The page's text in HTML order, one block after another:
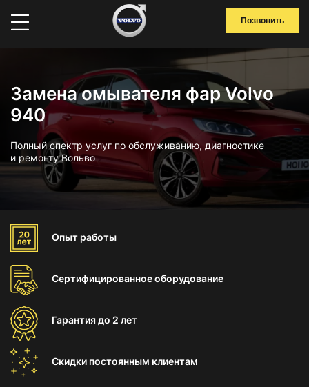
Позвонить
Замена омывателя фар Volvo
940
Полный спектр услуг по обслуживанию, диагностике
и ремонту Вольво
Опыт работы
Сертифицированноеоборудование
Гарантиядо 2 лет
Скидки постоянным клиентам